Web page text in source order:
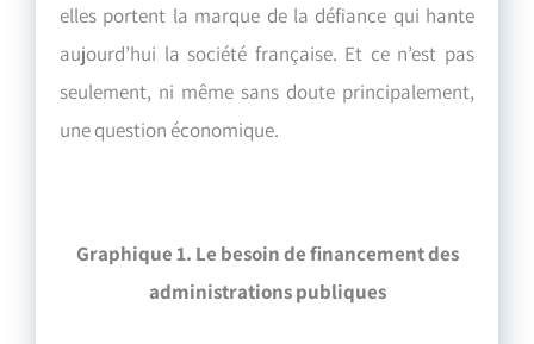
elles portent la marque de la défiance qui hante
aujourd’hui la société française. Et ce n’est pas
seulement, ni même sans doute principalement,
une question économique.
Graphique 1. Le besoin de financement des
administrations publiques